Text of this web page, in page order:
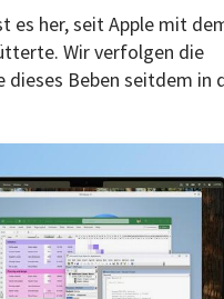
es her, seit Apple mit
Wir verfolgen die
dieses Beben seitdem in